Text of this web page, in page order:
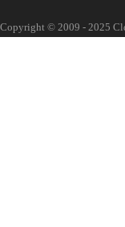
Copyright © 2009 - 2025